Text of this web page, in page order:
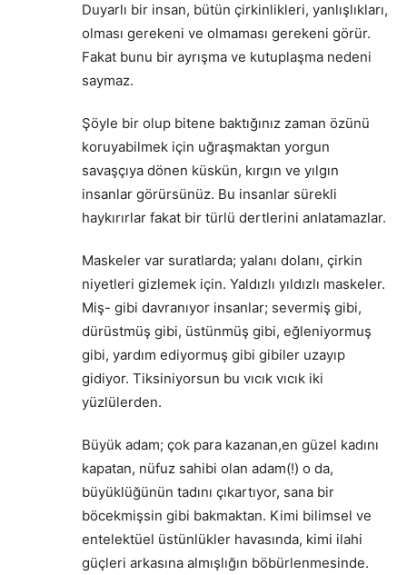
Duyarlı bir insan, bütün çirkinlikleri, yanlışlıkları,
olması gerekeni ve olmaması gerekeni görür.
Fakat bunu bir ayrışma ve kutuplaşma nedeni
saymaz.
Şöyle bir olup bitene baktığınız zaman özünü
koruyabilmek için uğraşmaktan yorgun
savaşçıya dönen küskün, kırgın ve yılgın
insanlar görürsünüz. Bu insanlar sürekli
haykırırlar fakat bir türlü dertlerini anlatamazlar.
Maskeler var suratlarda; yalanı dolanı, çirkin
niyetleri gizlemek için. Yaldızlı yıldızlı maskeler.
Miş- gibi davranıyor insanlar; severmiş gibi,
dürüstmüş gibi, üstünmüş gibi, eğleniyormuş
gibi, yardım ediyormuş gibi gibiler uzayıp
gidiyor. Tiksiniyorsun bu vıcık vıcık iki
yüzlülerden.
Büyük adam; çok para kazanan,en güzel kadını
kapatan, nüfuz sahibi olan adam(!) o da,
büyüklüğünün tadını çıkartıyor, sana bir
böcekmişsin gibi bakmaktan. Kimi bilimsel ve
entelektüel üstünlükler havasında, kimi ilahi
güçleri arkasına almışlığın böbürlenmesinde.